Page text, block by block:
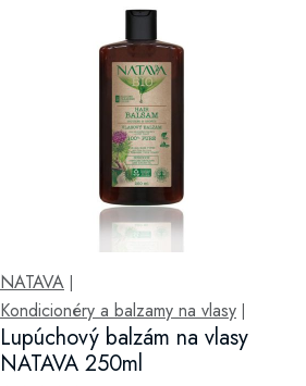
NATAVA
Kondicionéry a balzamy na vlasy
Lupúchový balzám na vlasy
NATAVA 250ml